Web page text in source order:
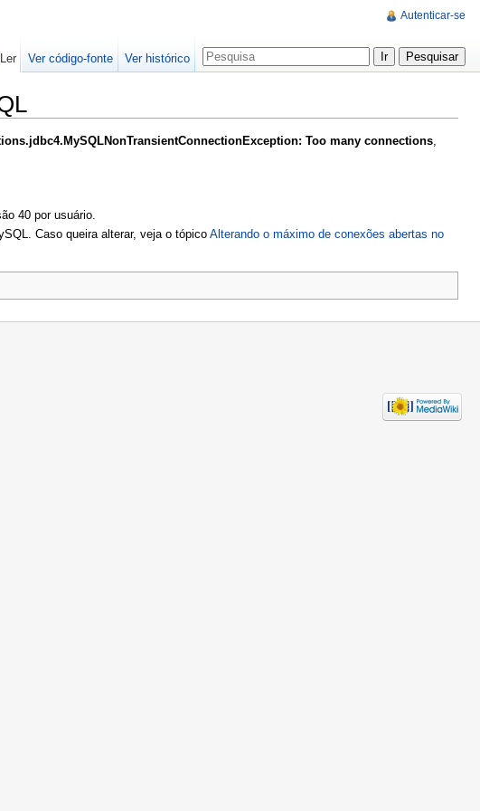
Too many connections,
40 por usuário.
Caso queira alterar, veja o tópicoAlterando o máximo de conexões abertas no
Autenticar-se
Ler Ver código-fonte Ver histórico